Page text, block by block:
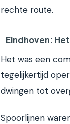
rechte route.
Eindhoven:
Het was een
tegelijkertijd
dwingen tot
Spoorlijnen